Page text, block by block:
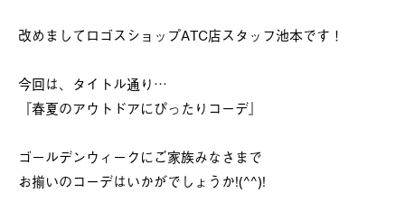
改めましてロゴスショップATC店スタッフ池本です！
今回は、タイトル通り…
『春夏のアウトドアにぴったりコーデ』
ゴールデンウィークにご家族みなさまで
お揃いのコーデはいかがでしょうか!(^^)!